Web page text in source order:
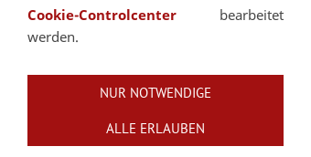
Cookie-Controlcenter bearbeitet
werden.
NUR NOTWENDIGE
ALLE ERLAUBEN